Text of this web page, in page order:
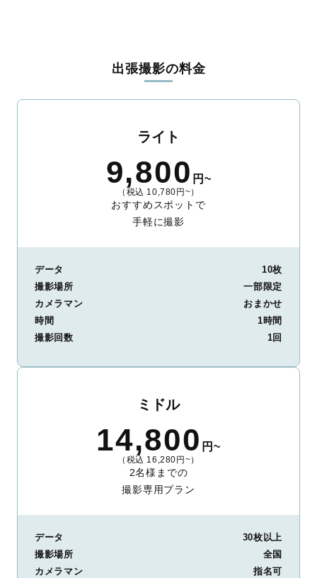
ィを身につけたプロのカメラマンが全国47都道府県に在籍してい
ます。創業10年のノウハウを活かし、思い出に残る素敵な撮影体
験をお届けします。
整。自然な雰囲気を残しつつも、おしゃれで洗練された仕上がり
に。きっと「こんな写真を撮ってほしかった！」と思える一枚に
出会えます。まずは、ラブグラフの撮影事例
出張撮影の料金
ライト
9,800 円~
（税込 10,780円~）
おすすめスポットで
手軽に撮影
データ
10枚
撮影場所
一部限定
カメラマン
おまかせ
時間
1時間
撮影回数
1回
ミドル
14,800 円~
（税込 16,280円~）
2名様までの
撮影専用プラン
データ
30枚以上
撮影場所
全国
カメラマン
指名可